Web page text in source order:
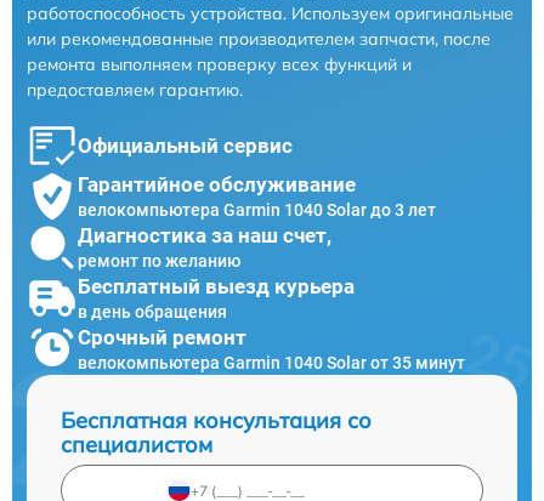
работоспособность устройства. Используем оригинальные
или рекомендованные производителем запчасти, после
ремонта выполняем проверку всех функций и
предоставляем гарантию.
Официальный сервис
Гарантийное обслуживание
велокомпьютера Garmin 1040 Solar до 3 лет
Диагностика за наш счет,
ремонт по желанию
Бесплатный выезд курьера
в день обращения
Срочный ремонт
велокомпьютера Garmin 1040 Solar от 35 минут
Бесплатная консультация со
специалистом